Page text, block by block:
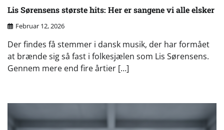
Lis Sørensens største hits: Her er sangene vi alle elsker
Februar 12, 2026
Der findes få stemmer i dansk musik, der har formået
at brænde sig så fast i folkesjælen som Lis Sørensens.
Gennem mere end fire årtier […]